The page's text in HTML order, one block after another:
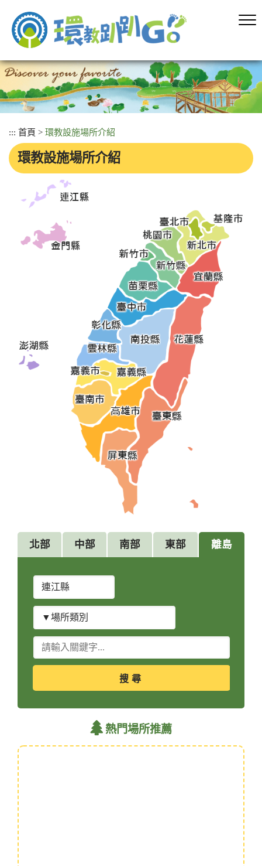
容
塊
::: 首頁 > 環教設施場所介紹
環教設施場所介紹
北部 中部 南部 東部 離島
縣
別
場
類
別
關
鍵
字
熱門場所推薦